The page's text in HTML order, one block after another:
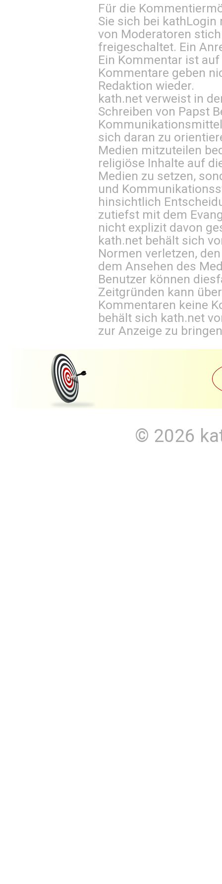
Für die
Sie sich bei kathLogin
von Moderatoren
freigeschaltet. Ein
Ein Kommentar ist
Kommentare geben
Redaktion wieder.
kath.net verweist in
Schreiben von Papst
sich daran zu
Medien mitzuteilen
religiöse Inhalte auf
Medien zu setzen,
und
hinsichtlich
zutiefst mit dem
nicht explizit davon
kath.net behält sich
Normen verletzen,
dem Ansehen des
Benutzer können
Zeitgründen kann
Kommentaren keine
behält sich kath.net
zur Anzeige zu
© 2026